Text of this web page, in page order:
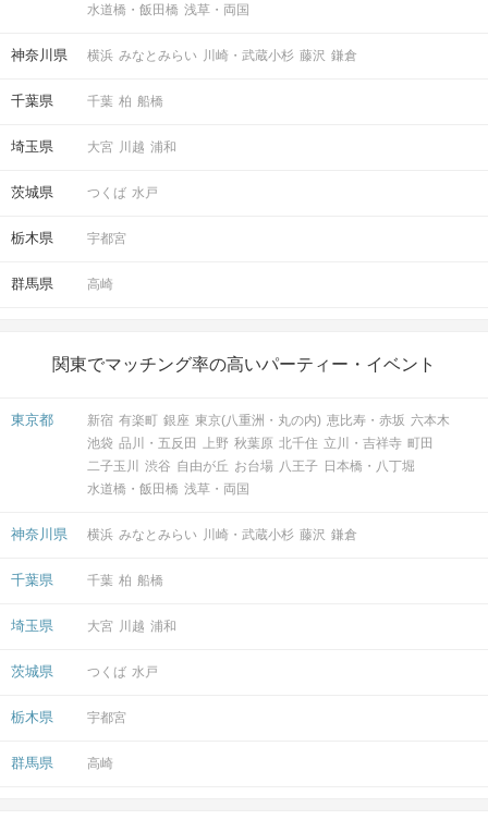
水道橋・飯田橋 浅草・両国
神奈川県 横浜 みなとみらい 川崎・武蔵小杉 藤沢 鎌倉
千葉県 千葉 柏 船橋
埼玉県 大宮 川越 浦和
茨城県 つくば 水戸
栃木県 宇都宮
群馬県 高崎
関東でマッチング率の高いパーティー・イベント
東京都 新宿 有楽町 銀座 東京(八重洲・丸の内) 恵比寿・赤坂 六本木
池袋 品川・五反田 上野 秋葉原 北千住 立川・吉祥寺 町田
二子玉川
渋谷 自由が丘 お台場 八王子 日本橋・八丁堀
水道橋・飯田橋 浅草・両国
神奈川県 横浜 みなとみらい 川崎・武蔵小杉 藤沢 鎌倉
千葉県 千葉 柏 船橋
埼玉県 大宮 川越 浦和
茨城県 つくば 水戸
栃木県 宇都宮
群馬県 高崎